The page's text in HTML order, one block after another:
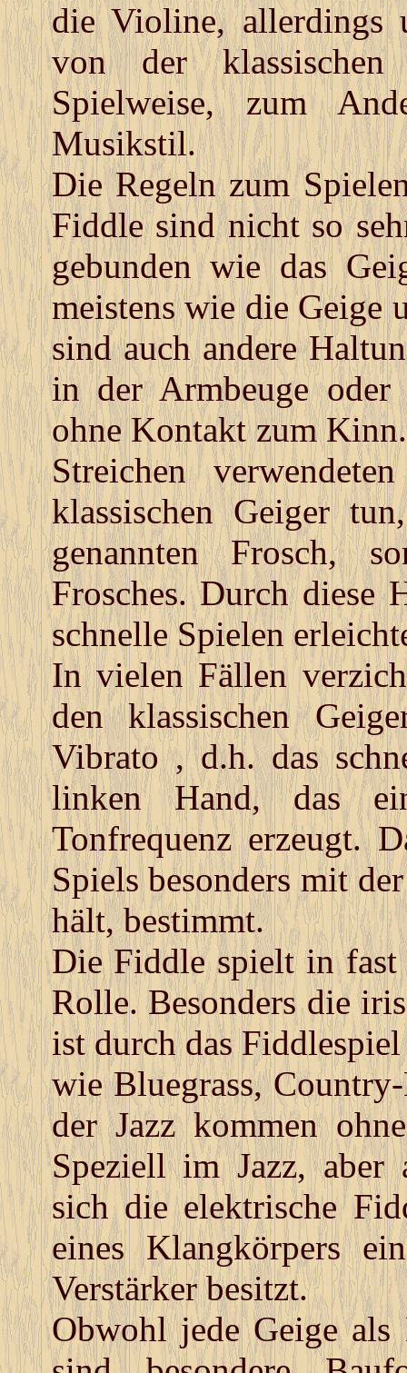
die Violine, allerdings
von der
Spielweise, zum
Musikstil.
Die Regeln zum
Fiddle sind nicht so
gebunden wie das
meistens wie die Geige
sind auch andere
in der Armbeuge oder
ohne Kontakt zum
Streichen
klassischen Geiger
genannten Frosch,
Frosches. Durch diese
schnelle Spielen
In vielen Fällen
den klassischen
Vibrato , d.h. das
linken Hand, das
Tonfrequenz erzeugt.
Spiels besonders mit
hält, bestimmt.
Die Fiddle spielt in
Rolle. Besonders die
ist durch das
wie Bluegrass,
der Jazz kommen
Speziell im Jazz,
sich die elektrische
eines Klangkörpers
Verstärker besitzt.
Obwohl jede Geige